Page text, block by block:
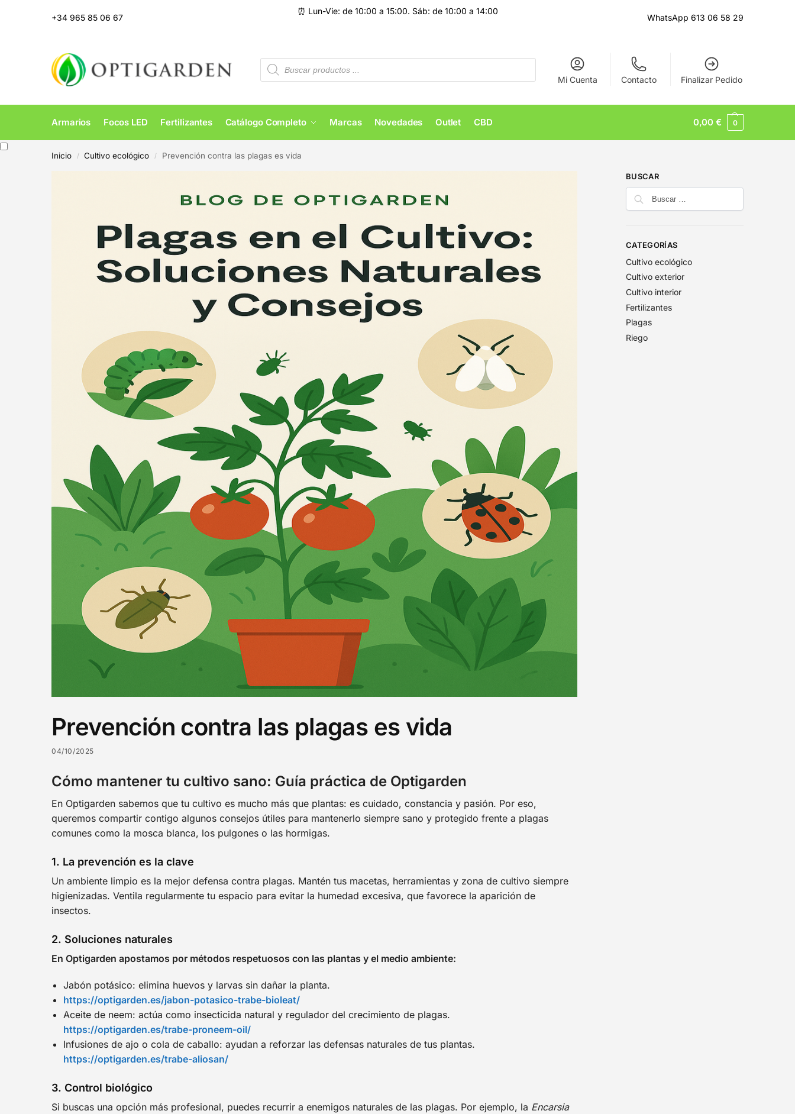
+34 965 85 06 67
⏰ Lun-Vie: de 10:00 a 15:00. Sáb: de 10:00 a 14:00
WhatsApp 613 06 58 29
Mi Cuenta Contacto Finalizar Pedido
Armarios Focos LED Fertilizantes Catálogo Completo Marcas Novedades Outlet CBD 0,00€ 0
Inicio / Cultivo ecológico / Prevención contra las plagas es vida
Prevención contra las plagas es vida
04/10/2025
Cómo mantener tu cultivo sano: Guía práctica de Optigarden
En Optigarden sabemos que tu cultivo es mucho más que plantas: es cuidado, constancia y pasión. Por eso,
queremos compartir contigo algunos consejos útiles para mantenerlo siempre sano y protegido frente a plagas
comunes como la mosca blanca, los pulgones o las hormigas.
1. La prevención es la clave
Un ambiente limpio es la mejor defensa contra plagas. Mantén tus macetas, herramientas y zona de cultivo siempre
higienizadas. Ventila regularmente tu espacio para evitar la humedad excesiva, que favorece la aparición de
insectos.
2. Soluciones naturales
En Optigarden apostamos por métodos respetuosos con las plantas y el medio ambiente:
Jabón potásico: elimina huevos y larvas sin dañar la planta.
https://optigarden.es/jabon-potasico-trabe-bioleat/
Aceite de neem: actúa como insecticida natural y regulador del crecimiento de plagas.
https://optigarden.es/trabe-proneem-oil/
Infusiones de ajo o cola de caballo: ayudan a reforzar las defensas naturales de tus plantas.
https://optigarden.es/trabe-aliosan/
3. Control biológico
Si buscas una opción más profesional, puedes recurrir a enemigos naturales de las plagas. Por ejemplo, la Encarsia
BUSCAR
CATEGORÍAS
Cultivo ecológico
Cultivo exterior
Cultivo interior
Fertilizantes
Plagas
Riego